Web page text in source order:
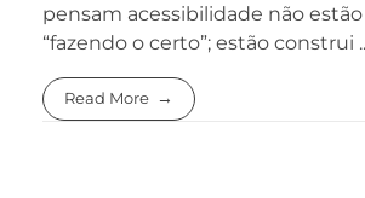
pensam acessibilidade não
“fazendo o certo”; estão construi
Read More